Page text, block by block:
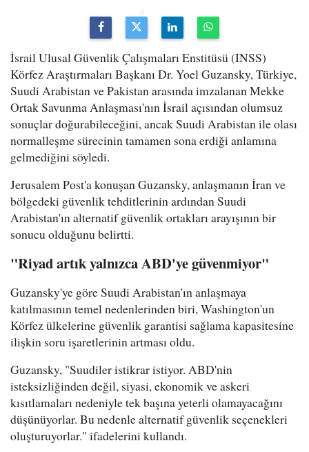
İsrail Ulusal Güvenlik Çalışmaları Enstitüsü (INSS)
Körfez Araştırmaları Başkanı Dr. Yoel Guzansky, Türkiye,
Suudi Arabistan ve Pakistan arasında imzalanan Mekke
Ortak Savunma Anlaşması'nın İsrail açısından olumsuz
sonuçlar doğurabileceğini, ancak Suudi Arabistan ile olası
normalleşme sürecinin tamamen sona erdiği anlamına
gelmediğini söyledi.
Jerusalem Post'a konuşan Guzansky, anlaşmanın İran ve
bölgedeki güvenlik tehditlerinin ardından Suudi
Arabistan'ın alternatif güvenlik ortakları arayışının bir
sonucu olduğunu belirtti.
"Riyad artık yalnızca ABD'ye güvenmiyor"
Guzansky'ye göre Suudi Arabistan'ın anlaşmaya
katılmasının temel nedenlerinden biri, Washington'un
Körfez ülkelerine güvenlik garantisi sağlama kapasitesine
ilişkin soru işaretlerinin artması oldu.
Guzansky, "Suudiler istikrar istiyor. ABD'nin
isteksizliğinden değil, siyasi, ekonomik ve askeri
kısıtlamaları nedeniyle tek başına yeterli olamayacağını
düşünüyorlar. Bu nedenle alternatif güvenlik seçenekleri
oluşturuyorlar." ifadelerini kullandı.